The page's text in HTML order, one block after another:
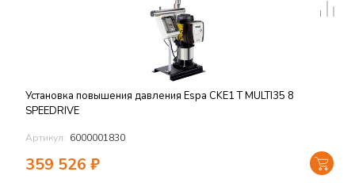
Установка повышения давления Espa CKE1 T MULTI35 8
SPEEDRIVE
Артикул: 6000001830
359 526 ₽